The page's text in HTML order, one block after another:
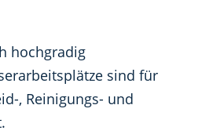
hochgradig
sind für
, Reinigungs- und